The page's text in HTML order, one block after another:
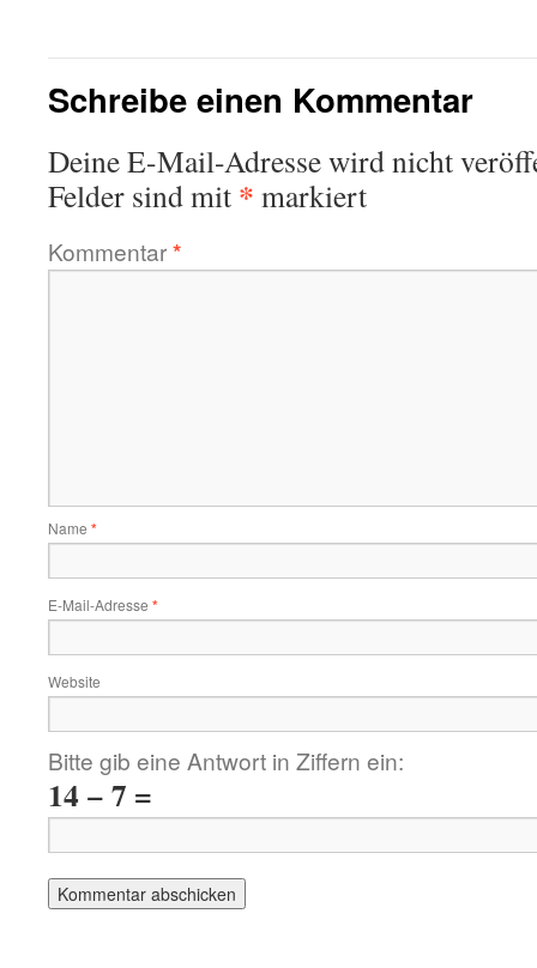
Schreibe einen Kommentar
Deine E-Mail-Adresse wird nicht
Felder sind mit * markiert
Kommentar*
Name *
E-Mail-Adresse *
Website
Bitte gib eine Antwort in Ziffern ein:
14 − 7 =